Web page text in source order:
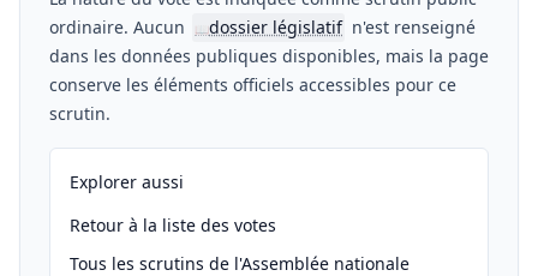
ordinaire. Aucun
📖dossier législatif n'est renseigné
dans les données publiques disponibles, mais la page
conserve les éléments officiels accessibles pour ce
scrutin.
Explorer aussi
Retour à la liste des votes
Tous les scrutins de l'Assemblée nationale